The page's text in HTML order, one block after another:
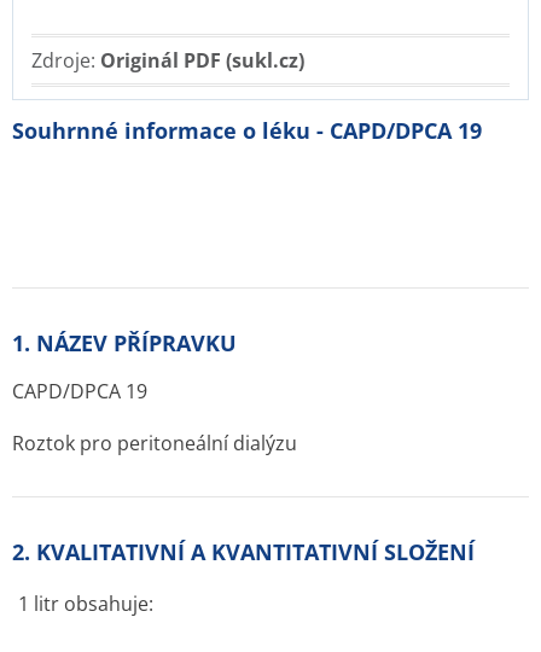
Zdroje: Originál PDF (sukl.cz)
Souhrnné informace o léku - CAPD/DPCA 19
1. NÁZEV PŘÍPRAVKU
CAPD/DPCA 19
Roztok pro peritoneální dialýzu
2. KVALITATIVNÍ A KVANTITATIVNÍ SLOŽENÍ
1 litr obsahuje: